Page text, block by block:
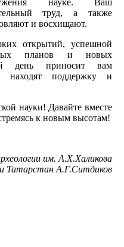
труд, а также
и восхищают.
открытий, успешной
планов и новых
день приносит вам
поддержку и
науки! Давайте вместе
к новым высотам!
им. А.Х.Халикова
Татарстан А.Г.Ситдиков